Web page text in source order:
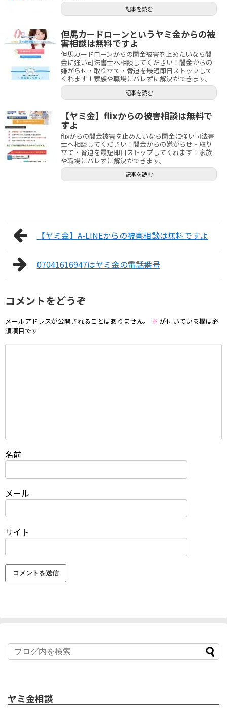
記事を読む
但馬カードローンというヤミ金からの被
害相談は無料ですよ
但馬カードローンからの闇金被害を止めたいなら闇
金に強い司法書士へ相談してください！闇金からの
嫌がらせ・取り立て・脅迫を最短即日ストップして
くれます！家族や職場にバレずに解決ができます。
記事を読む
【ヤミ金】flixからの被害相談は無料で
すよ
flixからの闇金被害を止めたいなら闇金に強い司法書
士へ相談してください！闇金からの嫌がらせ・取り
立て・脅迫を最短即日ストップしてくれます！家族
や職場にバレずに解決ができます。
記事を読む
【ヤミ金】A-LINEからの被害相談は無料ですよ
07041616947はヤミ金の電話番号
コメントをどうぞ
メールアドレスが公開されることはありません。 ※ が付いている欄は必
須項目です
名前
メール
サイト
ヤミ金相談